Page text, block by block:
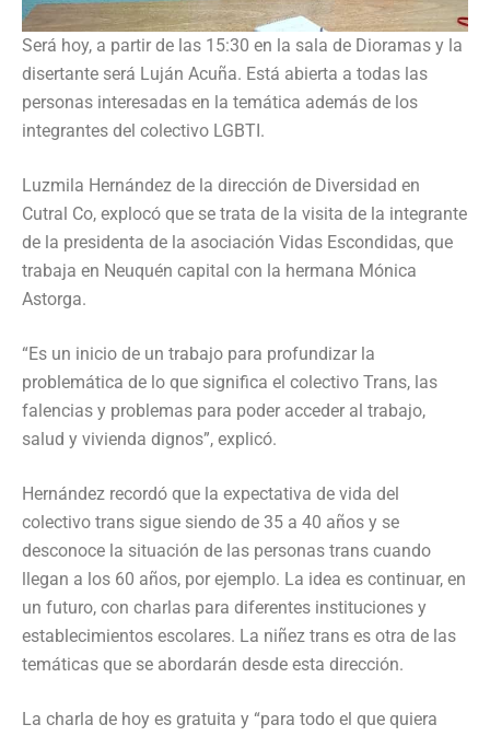
Será hoy, a partir de las 15:30 en la sala de Dioramas y la
disertante será Luján Acuña. Está abierta a todas las
personas interesadas en la temática además de los
integrantes del colectivo LGBTI.
Luzmila Hernández de la dirección de Diversidad en
Cutral Co, explocó que se trata de la visita de la integrante
de la presidenta de la asociación Vidas Escondidas, que
trabaja en Neuquén capital con la hermana Mónica
Astorga.
“Es un inicio de un trabajo para profundizar la
problemática de lo que significa el colectivo Trans, las
falencias y problemas para poder acceder al trabajo,
salud y vivienda dignos”, explicó.
Hernández recordó que la expectativa de vida del
colectivo trans sigue siendo de 35 a 40 años y se
desconoce la situación de las personas trans cuando
llegan a los 60 años, por ejemplo. La idea es continuar, en
un futuro, con charlas para diferentes instituciones y
establecimientos escolares. La niñez trans es otra de las
temáticas que se abordarán desde esta dirección.
La charla de hoy es gratuita y “para todo el que quiera